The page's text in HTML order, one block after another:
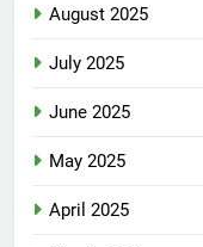
August 2025
July 2025
June 2025
May 2025
April 2025